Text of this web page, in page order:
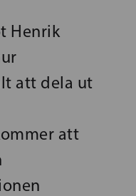
Henrik
att dela ut
att